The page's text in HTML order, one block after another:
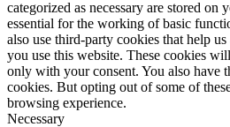
categorized as necessary are stored on
essential for the working of basic
also use third-party cookies that help
you use this website. These cookies
only with your consent. You also have
cookies. But opting out of some of
browsing experience.
Necessary